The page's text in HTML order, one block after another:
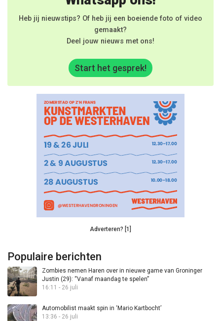
Heb jij nieuwstips? Of heb jij een boeiende foto of video
gemaakt?
Deel jouw nieuws met ons!
Start het gesprek!
Adverteren? [1]
Populaire berichten
Zombies nemen Haren over in nieuwe game van Groninger
Justin (29): “Vanaf maandag te spelen”
16:11 - 26 juli
Automobilist maakt spin in ‘Mario Kartbocht’
13:36 - 26 juli